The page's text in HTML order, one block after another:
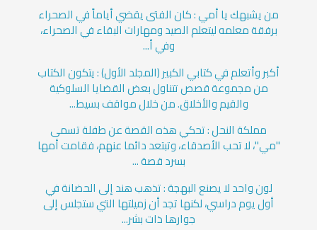
من يشبهك يا أمي : كان الفتى يقضي أياماً في الصحراء
برفقة معلمه ليتعلم الصيد ومهارات البقاء في الصحراء،
وفي أ...
أكبر وأتعلم في كتابي الكبير (المجلد الأول) : يتكون الكتاب
من مجموعة قصص تتناول بعض القضايا السلوكية
والقيم والأخلاق. من خلال مواقف بسيط...
مملكة النحل : تحكي هذه القصة عن طفلة تسمى
"مي"، لا تحب الأصدقاء، وتبتعد دائما عنهم، فقامت أمها
بسرد قصة ...
لون واحد لا يصنع البهجة : تذهب هند إلى الحضانة في
أول يوم دراسي، لكنها تجد أن زميلتها التي ستجلس إلى
جوارها ذات بشر...